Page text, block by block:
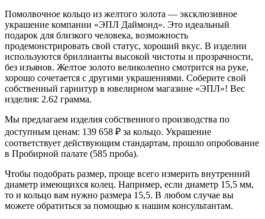
Помолвочное кольцо из желтого золота — эксклюзивное
украшение компании «ЭПЛ Даймонд». Это идеальный
подарок для близкого человека, возможность
продемонстрировать свой статус, хороший вкус. В изделии
используются бриллианты высокой чистоты и прозрачности,
без изъянов. Желтое золото великолепно смотрится на руке,
хорошо сочетается с другими украшениями. Соберите свой
собственный гарнитур в ювелирном магазине «ЭПЛ»! Вес
изделия: 2.62 грамма.
Мы предлагаем изделия собственного производства по
доступным ценам: 139 658 ₽ за кольцо. Украшение
соответствует действующим стандартам, прошло опробование
в Пробирной палате (585 проба).
Чтобы подобрать размер, проще всего измерить внутренний
диаметр имеющихся колец. Например, если диаметр 15,5 мм,
то и кольцо вам нужно размера 15,5. В любом случае вы
можете обратиться за помощью к нашим консультантам.